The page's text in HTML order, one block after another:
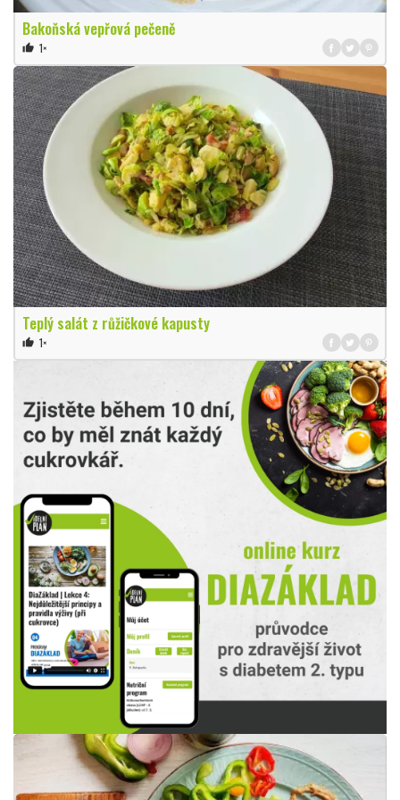
Bakoňská vepřová pečeně
thumb_up 1×
Teplý salát z růžičkové kapusty
thumb_up 1×